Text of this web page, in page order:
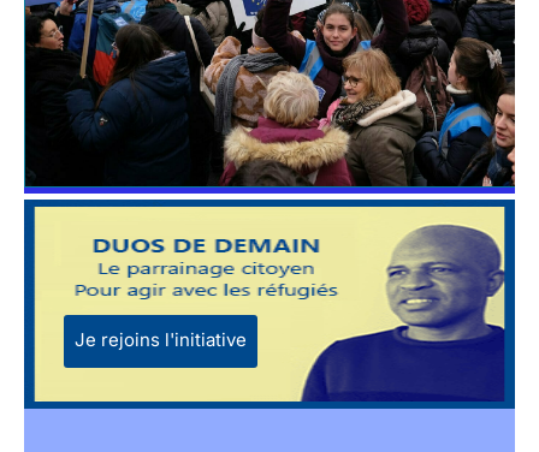
Je rejoins l'initiative